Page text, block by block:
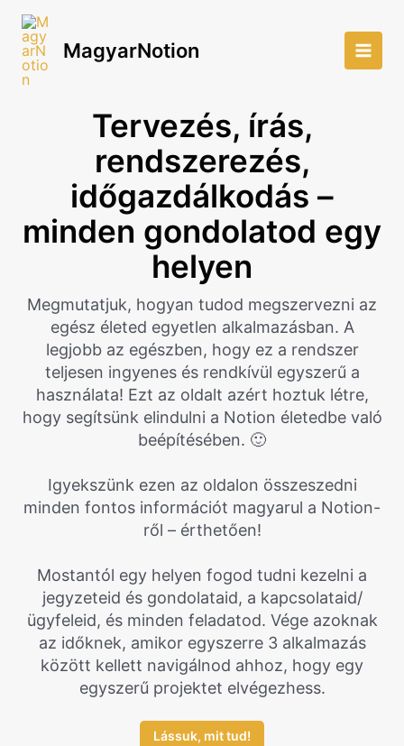
Skip
content
MagyarNotion
Main
Tervezés, írás,
rendszerezés,
időgazdálkodás –
minden gondolatod egy
helyen
Megmutatjuk, hogyan tudod megszervezni az
egész életed egyetlen alkalmazásban. A
legjobb az egészben, hogy ez a rendszer
teljesen ingyenes és rendkívül egyszerű a
használata! Ezt az oldalt azért hoztuk létre,
hogy segítsünk elindulni a Notion életedbe való
beépítésében. 🙂
Igyekszünk ezen az oldalon összeszedni
minden fontos információt magyarul a Notion-
ről – érthetően!
Mostantól egy helyen fogod tudni kezelni a
jegyzeteid és gondolataid, a kapcsolataid/
ügyfeleid, és minden feladatod. Vége azoknak
az időknek, amikor egyszerre 3 alkalmazás
között kellett navigálnod ahhoz, hogy egy
egyszerű projektet elvégezhess.
Lássuk, mit tud!